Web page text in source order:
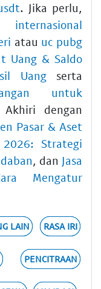
. Jika perlu,
atau uc pubg
Uang & Saldo
Uangserta
untuk
dengan
Pasar & Aset
Strategi
, dan Jasa
Mengatur
LAIN RASA IRI
PENCITRAAN